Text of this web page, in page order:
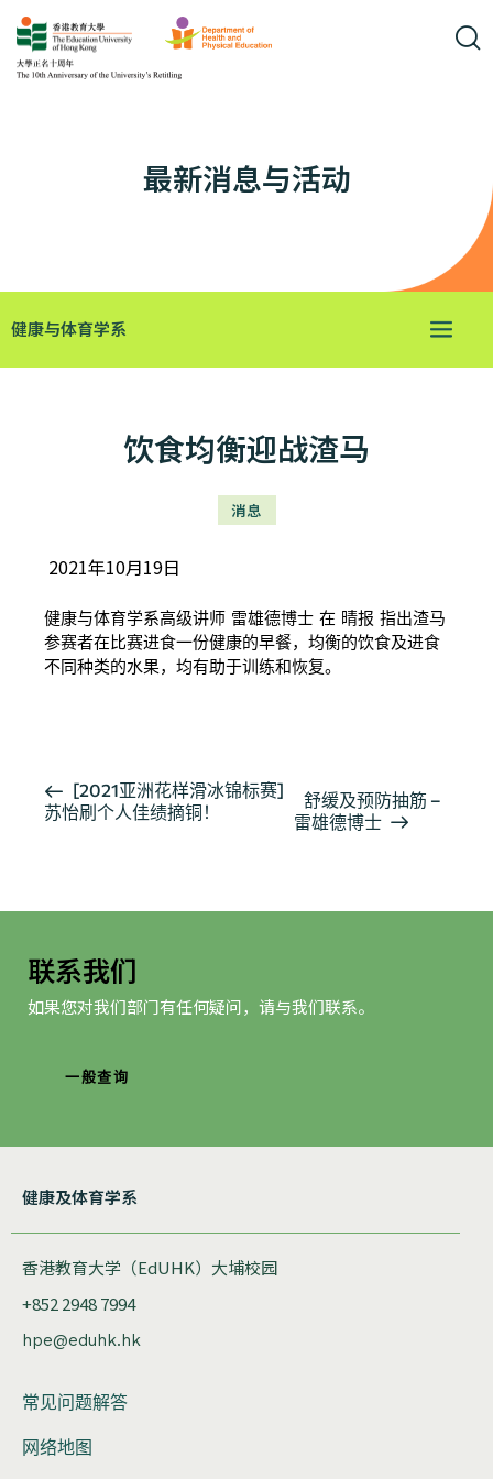
最新消息与活动
健康与体育学系
饮食均衡迎战渣马
消息
2021年10月19日
健康与体育学系高级讲师 雷雄德博士 在 晴报 指出渣马
参赛者在比赛进食一份健康的早餐，均衡的饮食及进食
不同种类的水果，均有助于训练和恢复。
活
动
[2021亚洲花样滑冰锦标赛]
苏怡刷个人佳绩摘铜！
舒缓及预防抽筋 –
雷雄德博士
联系我们
如果您对我们部门有任何疑问，请与我们联系。
一般查询
健康及体育学系
香港教育大学（EdUHK）大埔校园
+852 2948 7994
hpe@eduhk.hk
常见问题解答
网络地图